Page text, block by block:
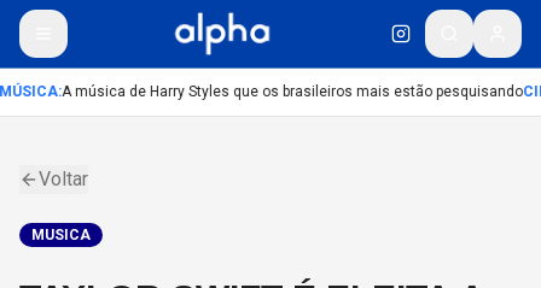
:A música de Harry Styles que os brasileiros mais estão pesquisando
Voltar
MUSICA